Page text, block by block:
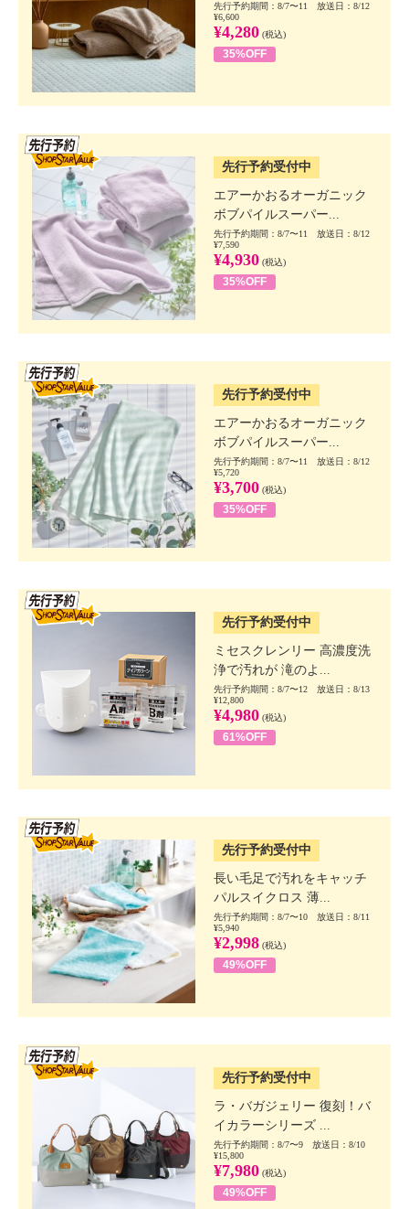
先行予約期間：8/7〜11 放送日：8/12
¥6,600
¥4,280 (税込)
35%OFF
先行予約受付中
エアーかおるオーガニック
ボブパイルスーパー...
先行予約期間：8/7〜11 放送日：8/12
¥7,590
¥4,930 (税込)
35%OFF
先行予約受付中
エアーかおるオーガニック
ボブパイルスーパー...
先行予約期間：8/7〜11 放送日：8/12
¥5,720
¥3,700 (税込)
35%OFF
先行予約受付中
ミセスクレンリー 高濃度洗
浄で汚れが 滝のよ...
先行予約期間：8/7〜12 放送日：8/13
¥12,800
¥4,980 (税込)
61%OFF
先行予約受付中
長い毛足で汚れをキャッチ
パルスイクロス 薄...
先行予約期間：8/7〜10 放送日：8/11
¥5,940
¥2,998 (税込)
49%OFF
先行予約受付中
ラ・バガジェリー 復刻！バ
イカラーシリーズ ...
先行予約期間：8/7〜9 放送日：8/10
¥15,800
¥7,980 (税込)
49%OFF